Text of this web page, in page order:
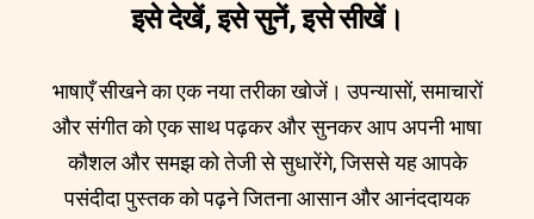
इसे देखें, इसे सुनें, इसे सीखें।
भाषाएँ सीखने का एक नया तरीका खोजें। उपन्यासों, समाचारों
और संगीत को एक साथ पढ़कर और सुनकर आप अपनी भाषा
कौशल और समझ को तेजी से सुधारेंगे, जिससे यह आपके
पसंदीदा पुस्तक को पढ़ने जितना आसान और आनंददायक